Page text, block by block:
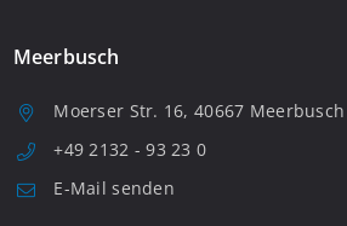
Meerbusch
Moerser Str. 16, 40667 Meerbusch
+49 2132 - 93 23 0
E-Mail senden